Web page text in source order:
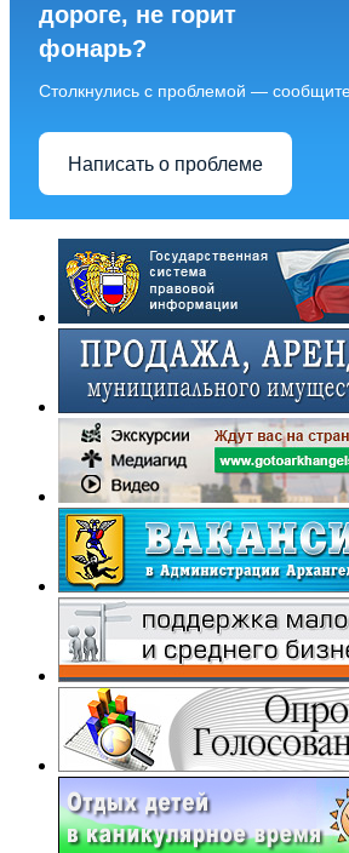
дороге, не горит
фонарь?
Столкнулись с проблемой —
Написать о проблеме